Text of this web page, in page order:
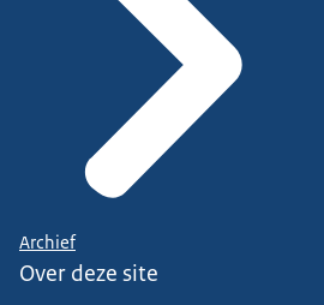
Archief
Over deze site